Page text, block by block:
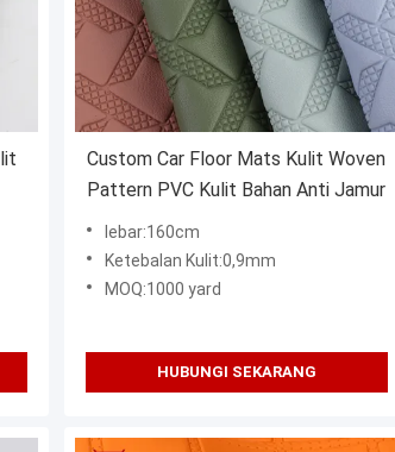
Custom Car Floor Mats Kulit Woven
Pattern PVC Kulit Bahan Anti Jamur
lebar:160cm
Ketebalan Kulit:0,9mm
MOQ:1000 yard
HUBUNGI SEKARANG